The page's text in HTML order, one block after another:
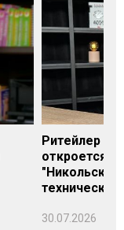
Ритейлер
откроется
технических
30.07.2026